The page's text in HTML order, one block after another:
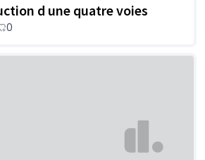
d une quatre voies
0